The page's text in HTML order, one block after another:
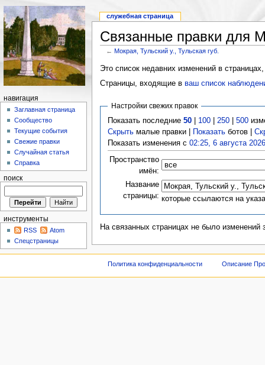
Связанные правки для
←Мокрая, Тульский у., Тульская губ.
Это список недавних изменений в
Страницы, входящие в ваш список
Настройки свежих правок
Показать последние50 100 |250 |500
Скрыть малые правки | Показать ботов |
Показать изменения с02:25, 6 августа
Пространство
имён:
Название
страницы: которые ссылаются на
На связанных страницах не было изменений
служебная страница
навигация
Заглавная страница
Сообщество
Текущие события
Свежие правки
Случайная статья
Справка
поиск
инструменты
RSS
Atom
Спецстраницы
Политика конфиденциальности Описание